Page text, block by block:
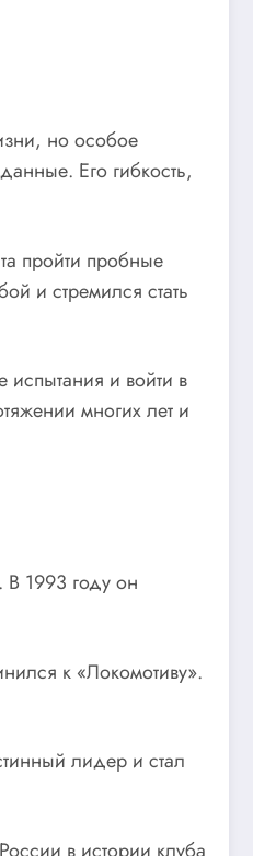
но особое
Его гибкость,
пройти пробные
и стремился стать
и войти в
многих лет и
1993 году он
к «Локомотиву».
лидер и стал
в истории клуба